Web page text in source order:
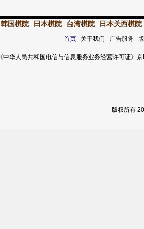
韩国棋院 日本棋院 台湾棋院 日本关西棋院
首页关于我们 广告服务
《中华人民共和国电信与信息服务业务经营许可证
版权所有